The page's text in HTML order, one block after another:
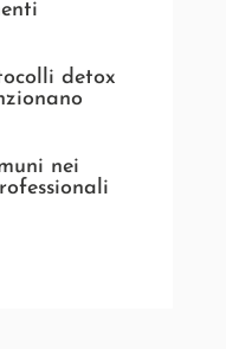
detox
nei